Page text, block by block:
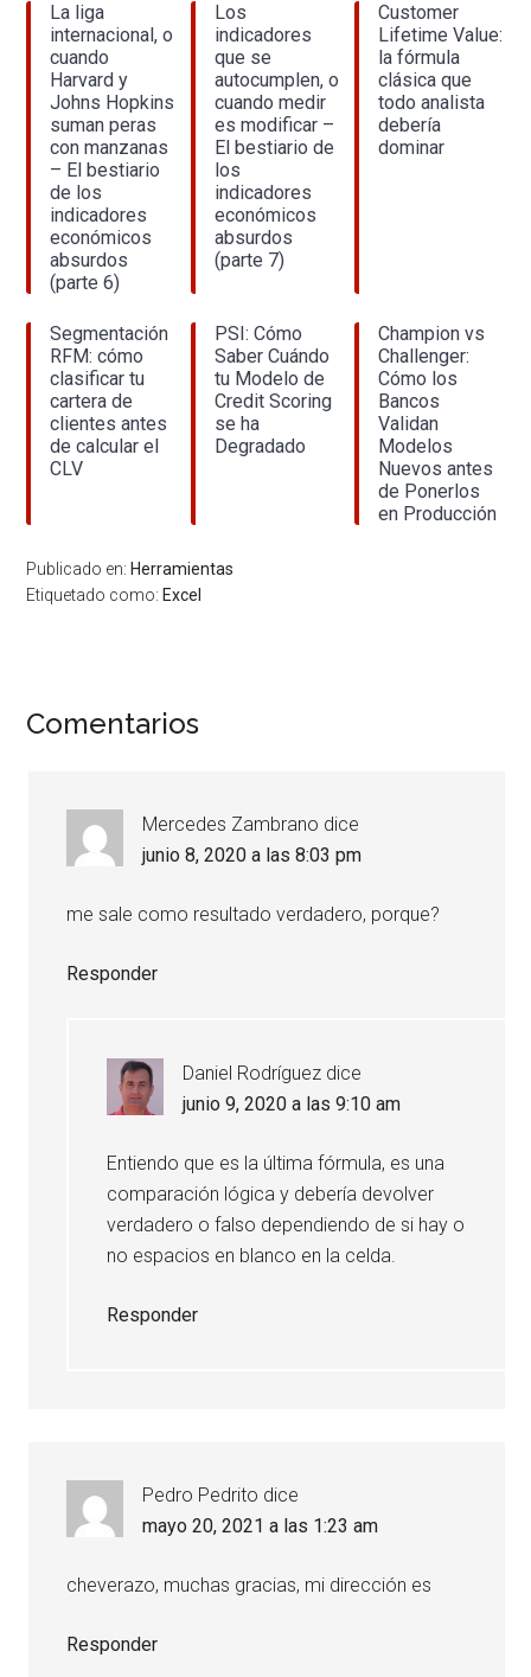
La liga
internacional, o
cuando
Harvard y
Johns Hopkins
suman peras
con manzanas
– El bestiario
de los
indicadores
económicos
absurdos
(parte 6)
Los
indicadores
que se
autocumplen, o
cuando medir
es modificar –
El bestiario de
los
indicadores
económicos
absurdos
(parte 7)
Customer
Lifetime Value:
la fórmula
clásica que
todo analista
debería
dominar
Segmentación
RFM: cómo
clasificar tu
cartera de
clientes antes
de calcular el
CLV
PSI: Cómo
Saber Cuándo
tu Modelo de
Credit Scoring
se ha
Degradado
Champion vs
Challenger:
Cómo los
Bancos
Validan
Modelos
Nuevos antes
de Ponerlos
en Producción
Publicado en: Herramientas
Etiquetado como: Excel
Interacciones
los
lectores
Comentarios
Mercedes Zambrano dice
junio 8, 2020 a las 8:03 pm
me sale como resultado verdadero, porque?
Responder
Daniel Rodríguez dice
junio 9, 2020 a las 9:10 am
Entiendo que es la última fórmula, es una
comparación lógica y debería devolver
verdadero o falso dependiendo de si hay o
no espacios en blanco en la celda.
Responder
Pedro Pedrito dice
mayo 20, 2021 a las 1:23 am
cheverazo, muchas gracias, mi dirección es
Responder